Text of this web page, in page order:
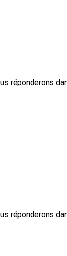
réponderons
réponderons